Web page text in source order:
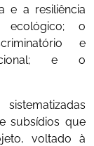
e a resiliência
ecológico; o
e
e o
subsídios que
voltado à